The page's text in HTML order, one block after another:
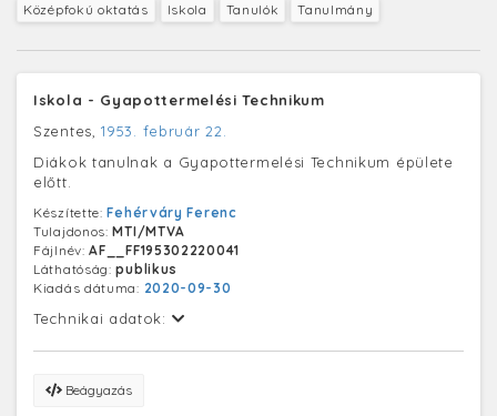
Középfokú oktatás Iskola Tanulók Tanulmány
Iskola - Gyapottermelési Technikum
Szentes,1953. február 22.
Diákok tanulnak a Gyapottermelési Technikum épülete
előtt.
Készítette:Fehérváry Ferenc
Tulajdonos:MTI/MTVA
Fájlnév:AF__FF195302220041
Láthatóság:publikus
Kiadás dátuma: 2020-09-30
Technikai adatok:
Beágyazás